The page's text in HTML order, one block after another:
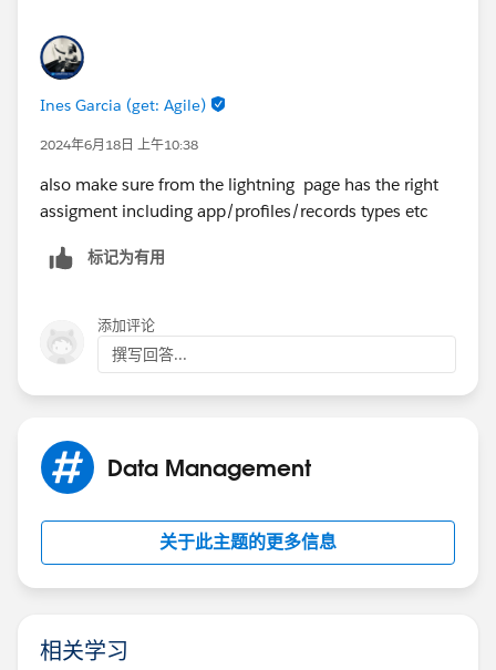
Ines Garcia (get: Agile)
2024年6月18日 上午10:38
also make sure from the lightning page has the right
assigment including app/profiles/records types etc
标记为有用
添加评论
撰写回答...
Data Management
关于此主题的更多信息
相关学习